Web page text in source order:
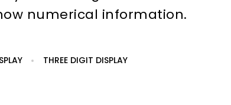
numerical information.
THREE DIGIT DISPLAY